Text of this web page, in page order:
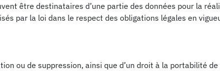
être destinataires d’une partie des données pour la
par la loi dans le respect des obligations légales en
ou de suppression, ainsi que d’un droit à la portabilité